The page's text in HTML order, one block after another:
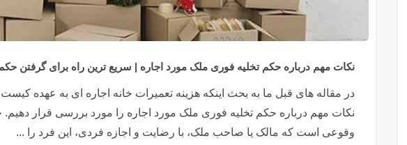
نکات مهم درباره حکم تخلیه فوری ملک مورد اجاره | سریع ترین راه برای گرفتن
در مقاله های قبل ما به بحث اینکه هزینه تعمیرات خانه اجاره ای به عهده
نکات مهم درباره حکم تخلیه فوری ملک مورد اجاره را مورد بررسی قرار دهیم.
وقوعی است که مالک یا صاحب ملک، با رضایت و اجازه فردی، این فرد را ...